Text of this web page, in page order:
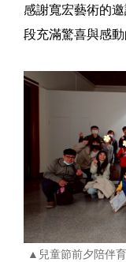
感謝寬宏藝術的
段充滿驚喜與感動
▲兒童節前夕陪伴